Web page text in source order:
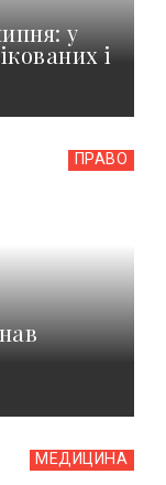
у
і
ПРАВО
МЕДИЦИНА